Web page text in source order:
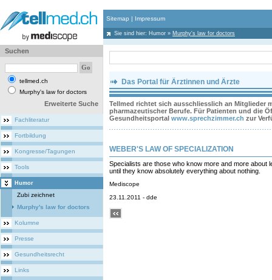
Sitemap | Impressum
Sie sind hier: Humor » Murphy's law for doctors
Suchen
tellmed.ch
Murphy's law for doctors
Erweiterte Suche
Fachliteratur
Fortbildung
Kongresse/Tagungen
Tools
Humor
Zubi zeichnet
Murphy's law for doctors
Kolumne
Presse
Gesundheitsrecht
Links
Das Portal für Ärztinnen und Ärzte
Tellmed richtet sich ausschliesslich an Mitglieder
pharmazeutischer Berufe. Für Patienten und die
Gesundheitsportal www.sprechzimmer.ch zur
WEBER'S LAW OF SPECIALIZATION
Specialists are those who know more and more about
until they know absolutely everything about nothing.
Mediscope
23.11.2011 - dde